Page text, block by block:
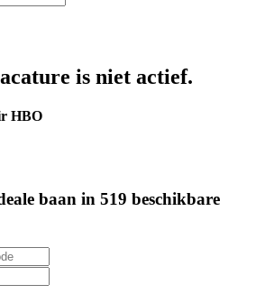
is niet actief.
HBO
baan in 519 beschikbare